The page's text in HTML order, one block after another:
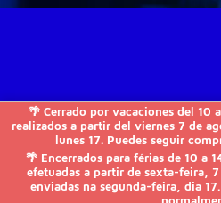
🌴 Cerrado por vacaciones del 10
realizados a partir del viernes 7 de
lunes 17. Puedes seguir
🌴 Encerrados para férias de 10 a
efetuadas a partir de sexta-feira,
enviadas na segunda-feira, dia
JVS-Informática
FAQs